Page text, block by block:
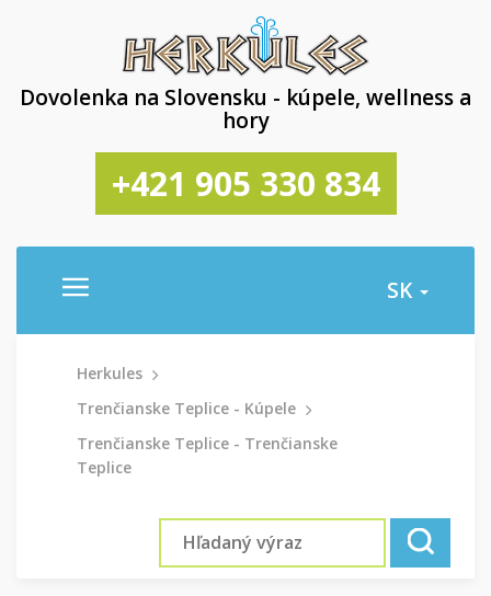
Dovolenka na Slovensku - kúpele, wellness a
hory
+421 905 330 834
SK
Herkules
Trenčianske Teplice - Kúpele
Trenčianske Teplice - Trenčianske
Teplice